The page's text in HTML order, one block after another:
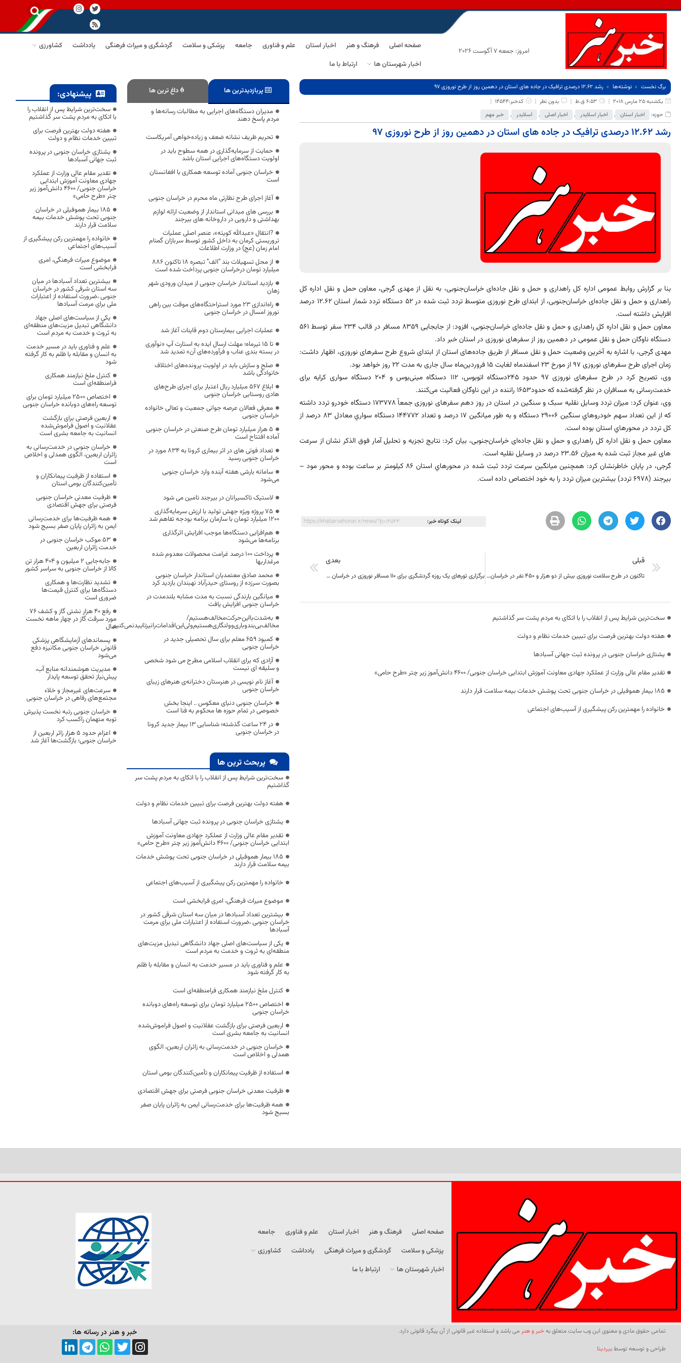
امروز: جمعه 7 آگوست 2026
صفحه اصلی فرهنگ و هنر اخبار استان علم و فناوری جامعه پزشکی و سلامت گردشگری و میراث فرهنگی یادداشت
کشاورزی
اخبار شهرستان ها
ارتباط با ما
برگ نخست نوشته‌ها
رشد 12.62 درصدی ترافیک در جاده های استان در دهمین روز از طرح نوروزی 97
یکشنبه 25 مارس 2018
6:53 ق.ظ بدون نظر
کدخبر:14544
حوزه:
اخبار استان , اخبار اسلایدر , اخبار اصلی , اسلایدر , خبر مهم
رشد 12.62 درصدی ترافیک در جاده های استان در دهمین روز از طرح نوروزی 97
بنا بر گزارش روابط عمومی اداره کل راهداری و حمل و نقل جاده‌ای خراسان‌جنوبی، به نقل از مهدی گرجی، معاون حمل و نقل اداره کل
راهداری و حمل و نقل جاده‌ای خراسان‌جنوبی، از ابتدای طرح نوروزی متوسط تردد ثبت شده در 52 دستگاه تردد شمار استان 12.62 درصد
افزایش داشته است.
معاون حمل و نقل اداره کل راهداری و حمل و نقل جاده‌ای خراسان‌جنوبی، افزود: از جابجایی 8359 مسافر در قالب 234 سفر توسط 561
دستگاه ناوگان حمل و نقل عمومی در دهمین روز از سفرهای نوروزی در استان خبر داد.
مهدی گرجی، با اشاره به آخرین وضعیت حمل ‌و نقل مسافر از طریق جاده‌های استان از ابتدای شروع طرح سفرهای نوروزی، اظهار داشت:
زمان اجرای طرح سفرهای نوروزی ۹7 از مورخ ۲3 اسفندماه لغایت 15 فروردین‌ماه سال جاری به مدت ۲2 روز خواهد بود.
وی، تصریح کرد در طرح سفرهای نوروزی ۹7 حدود 245دستگاه اتوبوس، 112 دستگاه مینی‌بوس و 204 دستگاه سواری کرایه برای
خدمت‌رسانی به مسافران در نظر گرفته‌شده که حدود1653 راننده در این ناوگان فعالیت می‌کنند.
وی، عنوان کرد: میزان تردد وسایل نقلیه سبک و سنگین در استان در روز دهم سفرهای نوروزی جمعاً 173778 دستگاه خودرو تردد داشته
که از این تعداد سهم خودروهاي سنگين 29006 دستگاه و به طور ميانگين 17 درصد و تعداد 144772 دستگاه سواري معادل 83 درصد از
كل تردد در محورهاي استان بوده است.
معاون حمل و نقل اداره کل راهداری و حمل و نقل جاده‌ای خراسان‌جنوبی، بیان کرد: نتايج تجزيه و تحليل آمار فوق الذكر نشان از سرعت
های غیر مجاز ثبت شده به میزان 23.56 درصد در وسایل نقلیه است.
گرجی، در پایان خاطرنشان کرد: همچنین میانگین سرعت تردد ثبت شده در محورهاي استان 86 کیلومتر بر ساعت بوده و محور مود –
بیرجند (6978 تردد) بيشترين ميزان تردد را به خود اختصاص داده است.
لینک کوتاه خبر: https://khabarvahonar.ir/news/?p=14544
قبلی
تاکنون در طرح سلامت نوروزی بیش از دو هزار و 450 نفر در خراسان جنوبی از خدمات پزشکی بهره مند شدند.
بعدی
برگزاری تورهای یک روزه گردشگری برای 110 مسافر نوروزی در خراسان جنوبی
سخت‌ترین شرایط پس از انقلاب را با اتکای به مردم پشت سر گذاشتیم
هفته دولت بهترین فرصت برای تبیین خدمات نظام و دولت
یشتازی خراسان جنوبی در پرونده ثبت جهانی آسبادها
تقدیر مقام عالی وزارت از عملکرد جهادی معاونت آموزش ابتدایی خراسان جنوبی/ ۴۶۰۰ دانش‌آموز زیر چتر «طرح حامی»
۱۸۵ بیمار هموفیلی در خراسان جنوبی تحت پوشش خدمات بیمه سلامت قرار دارند
خانواده را مهمترین رکن پیشگیری از آسیب‌های اجتماعی
پربازدیدترین ها داغ ترین ها
مدیران دستگاه‌های اجرایی به مطالبات رسانه‌ها و
مردم پاسخ دهند
تحریم ظریف نشانه ضعف و زیاده‌خواهی آمریکاست
حمایت از سرمایه‌گذاری در همه سطوح باید در
اولویت دستگاه‌های اجرایی استان باشد
خراسان جنوبی آماده توسعه همکاری با افغانستان
است
آغاز اجرای طرح نظارتی ماه محرم در خراسان جنوبی
بررسی های میدانی استاندار از وضعیت ارائه لوازم
بهداشتی و دارویی در داروخانه های بیرجند
?انتقال «عبدالله کویته»، عنصر اصلی عملیات
تروریستی کرمان به داخل کشور توسط سربازان گمنام
امام زمان (عج) در وزارت اطلاعات
از محل تسهیلات بند “الف” تبصره ۱۸ تاکنون ۸۸۶
میلیارد تومان درخراسان جنوبی پرداخت شده است
بازدید استاندار خراسان جنوبی از میدان ورودی شهر
زهان
راه‌اندازی ۲۳ مورد استراحتگاه‌های موقت بین راهی
نوروز امسال در خراسان جنوبی
عملیات اجرایی بیمارستان دوم قاینات آغاز شد
تا 15 تیرماه؛ مهلت ارسال ایده به استارت آپ «نوآوری
در بسته بندی عناب و فرآورده‌های آن» تمدید شد
صلح و سازش باید در اولویت پرونده‌های اختلاف
خانوادگی باشد
ابلاغ ۵۶۷ میلیارد ریال اعتبار برای اجرای طرح‌های
هادی روستایی خراسان جنوبی
معرفی فعالان عرصه جوانی جمعیت و تعالی خانواده
خراسان جنوبی
۵ هزار میلیارد تومان طرح صنعتی در خراسان جنوبی
آماده افتتاح است
تعداد فوتی های در اثر بیماری کرونا به 834 مورد در
خراسان جنوبی رسید
سامانه بارشی هفته آینده وارد خراسان جنوبی
می‌شود
لاستیک تاکسیرانان در بیرجند تامین می شود
۷۵ پروژه ویژه جهش تولید با ارزش سرمایه‌گذاری
۱۲۰۰ میلیارد تومان با سازمان برنامه بودجه تفاهم شد
هم‌افزایی دستگاه‌ها موجب افزایش اثرگذاری
برنامه‌ها می‌شود
پرداخت 100 درصد غرامت محصولات معدوم شده
مرغداریها
محمد صادق معتمدیان استاندار خراسان جنوبی
بصورت سرزده از روستای حیدرآباد نهبندان بازدید کرد
میانگین بارندگی نسبت به مدت مشابه بلندمدت در
خراسان جنوبی افزایش یافت
به‌شدت‌با‌این‌حرکت‌مخالف‌هستیم/
مخالف‌بی‌بندوباری‌و‌ولنگاری‌هستیم‌ولی‌این‌اقدامات‌را‌نیز‌تایید‌نمی‌کنیم
کمبود ۶۵۹ معلم برای سال تحصیلی جدید در
خراسان جنوبی
آزادی که برای انقلاب اسلامی مطرح می شود شخصی
و سلیقه ای نیست
آغاز نام نویسی در هنرستان دخترانه‌ی هنر‌های زیبای
خراسان جنوبی
خراسان جنوبی دنیای معکوس .. اینجا بخش
خصوصی در تمام حوزه ها محکوم به فنا است
در 24 ساعت گذشته؛ شناسایی 13 بیمار جدید کرونا
در خراسان جنوبی
پربحث ترین ها
سخت‌ترین شرایط پس از انقلاب را با اتکای به مردم پشت سر
گذاشتیم
هفته دولت بهترین فرصت برای تبیین خدمات نظام و دولت
یشتازی خراسان جنوبی در پرونده ثبت جهانی آسبادها
تقدیر مقام عالی وزارت از عملکرد جهادی معاونت آموزش
ابتدایی خراسان جنوبی/ ۴۶۰۰ دانش‌آموز زیر چتر «طرح حامی»
۱۸۵ بیمار هموفیلی در خراسان جنوبی تحت پوشش خدمات
بیمه سلامت قرار دارند
خانواده را مهمترین رکن پیشگیری از آسیب‌های اجتماعی
موضوع میراث فرهنگی، امری فرابخشی است
بیشترین تعداد آسبادها در میان سه استان شرقی کشور در
خراسان جنوبی ،ضرورت استفاده از اعتبارات ملی برای مرمت
آسبادها
یکی از سیاست‌های اصلی جهاد دانشگاهی تبدیل مزیت‌های
منطقه‌ای به ثروت و خدمت به مردم است
علم و فناوری باید در مسیر خدمت به انسان و مقابله با ظلم
به کار گرفته شود
کنترل ملخ نیازمند همکاری فرامنطقه‌ای است
اختصاص 2500 میلیارد تومان برای توسعه راه‌های دوبانده
خراسان جنوبی
اربعین فرصتی برای بازگشت عقلانیت و اصول فراموش‌شده
انسانیت به جامعه بشری است
خراسان جنوبی در خدمت‌رسانی به زائران اربعین، الگوی
همدلی و اخلاص است
استفاده از ظرفیت پیمانکاران و تأمین‌کنندگان بومی استان
ظرفیت معدنی خراسان جنوبی فرصتی برای جهش اقتصادی
همه ظرفیت‌ها برای خدمت‌رسانی ایمن به زائران پایان صفر
بسیج شود
پیشنهادی:
سخت‌ترین شرایط پس از انقلاب را
با اتکای به مردم پشت سر گذاشتیم
هفته دولت بهترین فرصت برای
تبیین خدمات نظام و دولت
یشتازی خراسان جنوبی در پرونده
ثبت جهانی آسبادها
تقدیر مقام عالی وزارت از عملکرد
جهادی معاونت آموزش ابتدایی
خراسان جنوبی/ ۴۶۰۰ دانش‌آموز زیر
چتر «طرح حامی»
۱۸۵ بیمار هموفیلی در خراسان
جنوبی تحت پوشش خدمات بیمه
سلامت قرار دارند
خانواده را مهمترین رکن پیشگیری از
آسیب‌های اجتماعی
موضوع میراث فرهنگی، امری
فرابخشی است
بیشترین تعداد آسبادها در میان
سه استان شرقی کشور در خراسان
جنوبی ،ضرورت استفاده از اعتبارات
ملی برای مرمت آسبادها
یکی از سیاست‌های اصلی جهاد
دانشگاهی تبدیل مزیت‌های منطقه‌ای
به ثروت و خدمت به مردم است
علم و فناوری باید در مسیر خدمت
به انسان و مقابله با ظلم به کار گرفته
شود
کنترل ملخ نیازمند همکاری
فرامنطقه‌ای است
اختصاص 2500 میلیارد تومان برای
توسعه راه‌های دوبانده خراسان جنوبی
اربعین فرصتی برای بازگشت
عقلانیت و اصول فراموش‌شده
انسانیت به جامعه بشری است
خراسان جنوبی در خدمت‌رسانی به
زائران اربعین، الگوی همدلی و اخلاص
است
استفاده از ظرفیت پیمانکاران و
تأمین‌کنندگان بومی استان
ظرفیت معدنی خراسان جنوبی
فرصتی برای جهش اقتصادی
همه ظرفیت‌ها برای خدمت‌رسانی
ایمن به زائران پایان صفر بسیج شود
53 موکب خراسان جنوبی در
خدمت زائران اربعین
جابه‌جایی 2 میلیون و 404 هزار تن
کالا از خراسان جنوبی به سراسر کشور
تشدید نظارت‌ها و همکاری
دستگاه‌ها برای کنترل قیمت‌ها
ضروری است
رفع 40 هزار نشتی گاز و کشف 76
مورد سرقت گاز در چهار ماهه نخست
سال
پسماندهای آزمایشگاهی پزشکی
قانونی خراسان جنوبی مکانیزه دفع
می‌شود
مدیریت هوشمندانه منابع آب،
پیش‌نیاز تحقق توسعه پایدار
سرعت‌های غیرمجاز و خلاء
مجتمع‌های رفاهی در خراسان جنوبی
خراسان جنوبی رتبه نخست پذیرش
توبه متهمان راکسب کرد
اعزام حدود 5 هزار زائر اربعین از
خراسان جنوبی؛ بازگشت‌ها آغاز شد
صفحه اصلی فرهنگ و هنر اخبار استان علم و فناوری
جامعه
پزشکی و سلامت
گردشگری و میراث فرهنگی یادداشت
کشاورزی
اخبار شهرستان ها
ارتباط با ما
تمامی حقوق مادی و معنوی این وب سایت متعلق بهخبر و هنر می باشد و استفاده غیر قانونی از آن پیگرد قانونی دارد.
طراحی و توسعه توسطبیردیتا
خبر و هنر در رسانه ها: